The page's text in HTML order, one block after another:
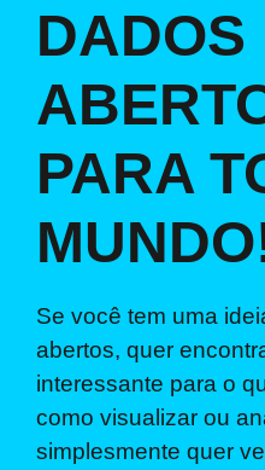
DADOS
PARA
Se você tem uma
abertos, quer
interessante para o
como visualizar ou
simplesmente quer